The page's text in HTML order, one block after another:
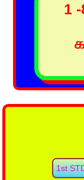
1
1st